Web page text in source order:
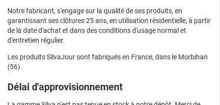
Notre fabricant, s'engage sur la qualité de ses produits, en
garantissant ses clôtures 25 ans, en utilisation résidentielle, à partir
de la date d'achat et dans des conditions d'usage normal et
d'entretien régulier.
Les produits SilvaJour sont fabriqués en France, dans le Morbihan
(56).
Délai d'approvisionnement